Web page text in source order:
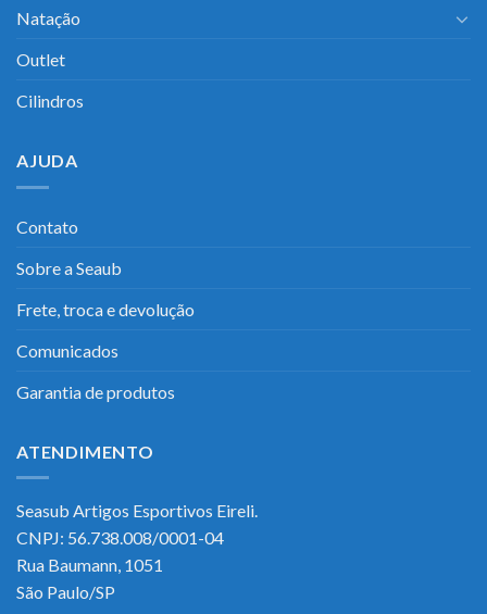
Natação
Outlet
Cilindros
AJUDA
Contato
Sobre a Seaub
Frete, troca e devolução
Comunicados
Garantia de produtos
ATENDIMENTO
Seasub Artigos Esportivos Eireli.
CNPJ: 56.738.008/0001-04
Rua Baumann, 1051
São Paulo/SP